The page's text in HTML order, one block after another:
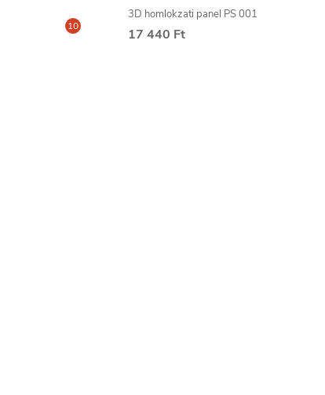
3D homlokzati panel PS 001
17 440 Ft